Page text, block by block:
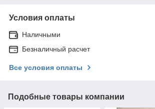
Условия оплаты
Наличными
Безналичный расчет
Все условия оплаты
Подобные товары компании